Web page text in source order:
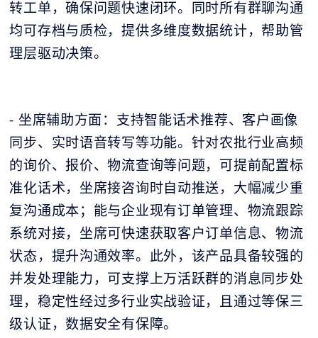
转工单，确保问题快速闭环。同时所有群聊沟通
均可存档与质检，提供多维度数据统计，帮助管
理层驱动决策。
- 坐席辅助方面：支持智能话术推荐、客户画像
同步、实时语音转写等功能。针对农批行业高频
的询价、报价、物流查询等问题，可提前配置标
准化话术，坐席接咨询时自动推送，大幅减少重
复沟通成本；能与企业现有订单管理、物流跟踪
系统对接，坐席可快速获取客户订单信息、物流
状态，提升沟通效率。此外，该产品具备较强的
并发处理能力，可支撑上万活跃群的消息同步处
理，稳定性经过多行业实战验证，且通过等保三
级认证，数据安全有保障。